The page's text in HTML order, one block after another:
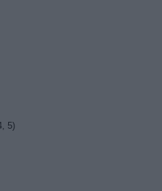
5)